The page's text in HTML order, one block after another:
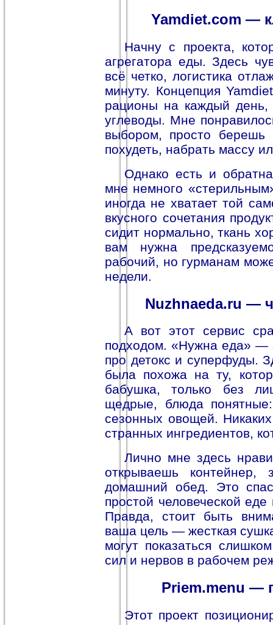
Yamdiet.com —
Начну с проекта,
агрегатора еды. Здесь
всё четко, логистика
минуту. Концепция
рационы на каждый
углеводы. Мне
выбором, просто
похудеть, набрать массу
Однако есть и
мне немного
иногда не хватает той
вкусного сочетания
сидит нормально, ткань
вам нужна
рабочий, но гурманам
недели.
Nuzhnaeda.ru —
А вот этот сервис
подходом. «Нужна еда» —
про детокс и суперфуды.
была похожа на ту,
бабушка, только без
щедрые, блюда
сезонных овощей.
странных ингредиентов,
Лично мне здесь
открываешь контейнер,
домашний обед. Это
простой человеческой
Правда, стоит быть
ваша цель — жесткая
могут показаться
сил и нервов в рабочем
Priem.menu —
Этот проект